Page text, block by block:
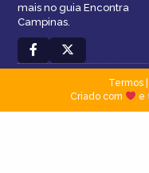
mais no guia Encontra
Campinas.
Termos|
Criado com
e